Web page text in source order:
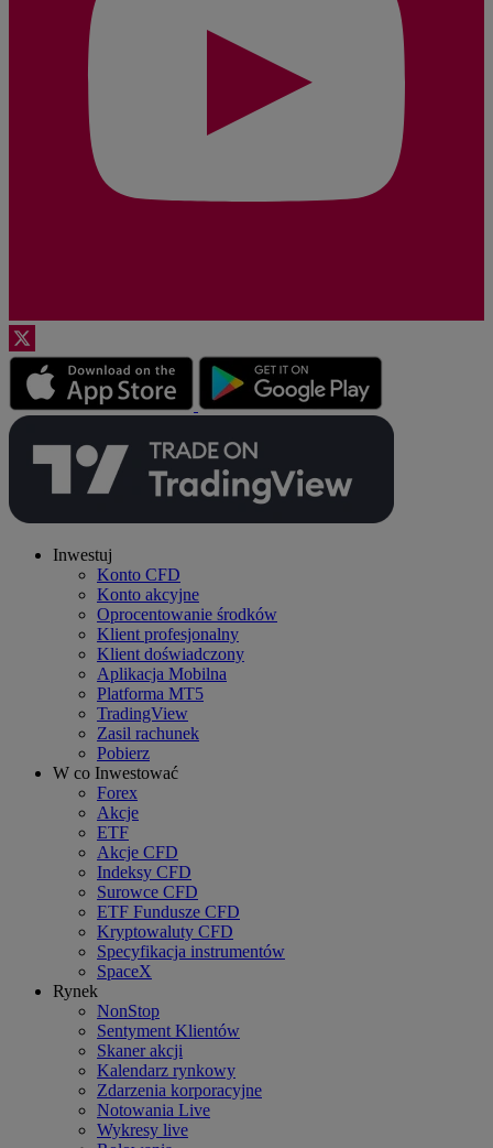
Inwestuj
Konto CFD
Konto akcyjne
Oprocentowanie środków
Klient profesjonalny
Klient doświadczony
Aplikacja Mobilna
Platforma MT5
TradingView
Zasil rachunek
Pobierz
W co Inwestować
Forex
Akcje
ETF
Akcje CFD
Indeksy CFD
Surowce CFD
ETF Fundusze CFD
Kryptowaluty CFD
Specyfikacja instrumentów
SpaceX
Rynek
NonStop
Sentyment Klientów
Skaner akcji
Kalendarz rynkowy
Zdarzenia korporacyjne
Notowania Live
Wykresy live